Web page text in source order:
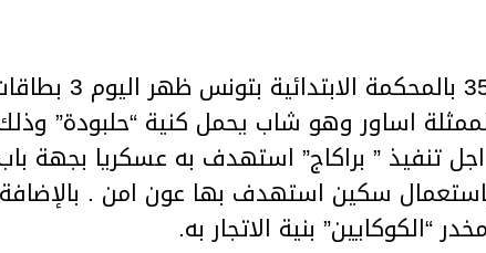
اصدر قاضي التحقيق بالمكتب 35 بالمحكمة الابتدائية بتونس
اساور وهو شاب يحمل كنية “حلبودة”
من اجل تنفيذ ” براكاج” استهدف به عسكريا بجهة
سكين استهدف بها عون امن . بالإضافة
“الكوكايين” بنية الاتجار به.